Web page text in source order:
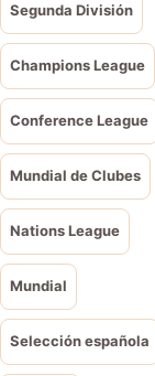
Segunda División
Champions League
Conference League
Mundial de Clubes
Nations League
Mundial
Selección española